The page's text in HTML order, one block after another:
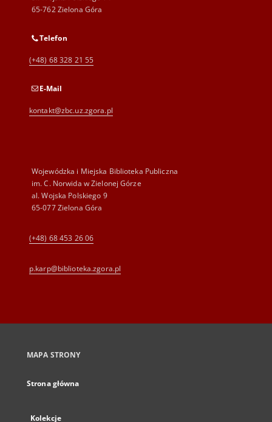
65-762 Zielona Góra
Telefon
(+48) 68 328 21 55
E-Mail
kontakt@zbc.uz.zgora.pl
Wojewódzka i Miejska Biblioteka Publiczna
im. C. Norwida w Zielonej Górze
al. Wojska Polskiego 9
65-077 Zielona Góra
(+48) 68 453 26 06
p.karp@biblioteka.zgora.pl
MAPA STRONY
Strona główna
Kolekcje